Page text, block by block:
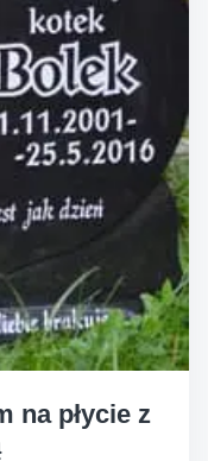
na płycie z